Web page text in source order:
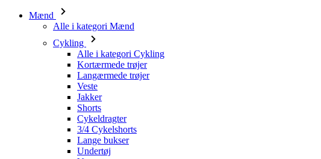
Langærmede trøjer
Veste
Jakker
Shorts
Cykeldragter
3/4 Cykelshorts
Lange bukser
Undertøj
Varmere
Kasketter
Handsker
Strømper
Andet